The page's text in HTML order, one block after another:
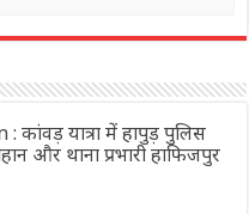
यात्रा में हापुड़ पुलिस
और थाना प्रभारी हाफिजपुर